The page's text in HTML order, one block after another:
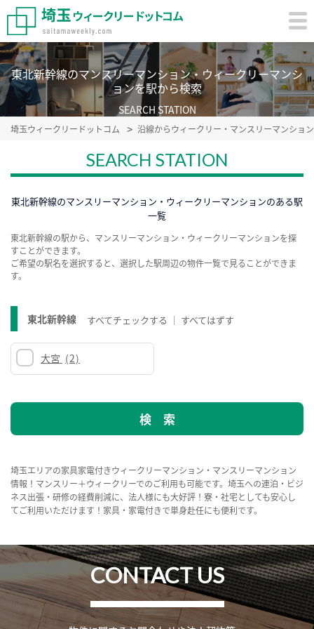
東北新幹線のマンスリーマンション・ウィークリーマンシ
ョンを駅から検索
SEARCH STATION
埼玉ウィークリードットコム 沿線からウィークリー・マンスリーマンショ
SEARCH STATION
東北新幹線のマンスリーマンション・ウィークリーマンションのある駅
一覧
東北新幹線の駅から、マンスリーマンション・ウィークリーマンションを探
すことができます。
ご希望の駅名を選択すると、選択した駅周辺の物件一覧で見ることができま
す。
東北新幹線 すべてチェックする すべてはずす
大宮 (2)
埼玉エリアの家具家電付きウィークリーマンション・マンスリーマンション
情報！マンスリー＋ウィークリーでのご利用も可能です。埼玉への連泊・ビジ
ネス出張・研修の経費削減に、法人様にも大好評！寮・社宅としても安心し
てご利用いただけます！家具・家電付きで単身赴任にも便利です。
CONTACT US